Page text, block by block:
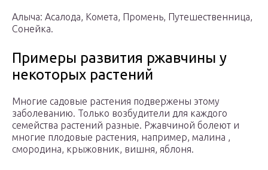
Алыча: Асалода, Комета, Промень, Путешественница,
Сонейка.
Примеры развития ржавчины у
некоторых растений
Многие садовые растения подвержены этому
заболеванию. Только возбудители для каждого
семейства растений разные. Ржавчиной болеют и
многие плодовые растения, например, малина ,
смородина, крыжовник, вишня, яблоня.